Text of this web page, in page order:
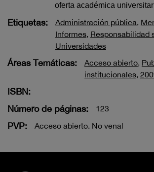
oferta académica
Etiquetas: Administración pública,
Informes, Responsabilidad
Universidades
Áreas Temáticas: Acceso abierto,
institucionales,
ISBN:
Número de páginas:
123
PVP: Acceso abierto. No venal